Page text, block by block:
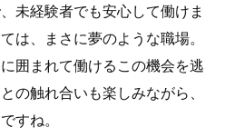
未経験者でも安心して働けま
は、まさに夢のような職場。
囲まれて働けるこの機会を逃
の触れ合いも楽しみながら、
すね。